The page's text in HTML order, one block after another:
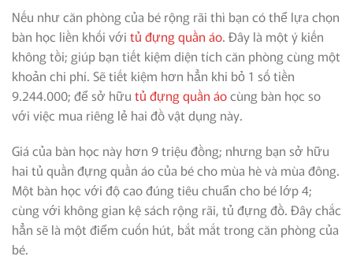
Nếu như căn phòng của bé rộng rãi thì bạn có thể lựa chọn
bàn học liền khối với tủ đựng quần áo. Đây là một ý kiến
không tồi; giúp bạn tiết kiệm diện tích căn phòng cùng một
khoản chi phí. Sẽ tiết kiệm hơn hẳn khi bỏ 1 số tiền
9.244.000; để sở hữu tủ đựng quần áocùng bàn học so
với việc mua riêng lẻ hai đồ vật dụng này.
Giá của bàn học này hơn 9 triệu đồng; nhưng bạn sở hữu
hai tủ quần đựng quần áo của bé cho mùa hè và mùa đông.
Một bàn học với độ cao đúng tiêu chuẩn cho bé lớp 4;
cùng với không gian kệ sách rộng rãi, tủ đựng đồ. Đây chắc
hẳn sẽ là một điểm cuốn hút, bắt mắt trong căn phòng của
bé.